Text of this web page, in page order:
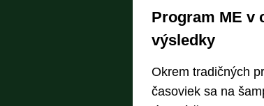
Program ME v
výsledky
Okrem tradičných
časoviek sa na